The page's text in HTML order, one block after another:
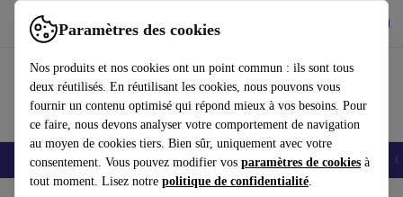
Paramètres des cookies
Nos produits et nos cookies ont un point commun : ils sont tous
deux réutilisés. En réutilisant les cookies, nous pouvons vous
fournir un contenu optimisé qui répond mieux à vos besoins. Pour
ce faire, nous devons analyser votre comportement de navigation
au moyen de cookies tiers. Bien sûr, uniquement avec votre
consentement. Vous pouvez modifier vos paramètres de cookies à
tout moment. Lisez notre politique de confidentialité.
Utilisez refurbed rapidement et facilement
Smartphones Laptops Tablettes Montres connectées Accessoires